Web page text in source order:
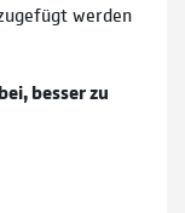
werden
besser zu